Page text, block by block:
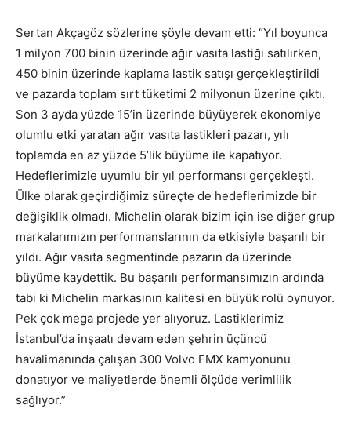
Sertan Akçagöz sözlerine şöyle devam etti: “Yıl boyunca
1 milyon 700 binin üzerinde ağır vasıta lastiği satılırken,
450 binin üzerinde kaplama lastik satışı gerçekleştirildi
ve pazarda toplam sırt tüketimi 2 milyonun üzerine çıktı.
Son 3 ayda yüzde 15’in üzerinde büyüyerek ekonomiye
olumlu etki yaratan ağır vasıta lastikleri pazarı, yılı
toplamda en az yüzde 5’lik büyüme ile kapatıyor.
Hedeflerimizle uyumlu bir yıl performansı gerçekleşti.
Ülke olarak geçirdiğimiz süreçte de hedeflerimizde bir
değişiklik olmadı. Michelin olarak bizim için ise diğer grup
markalarımızın performanslarının da etkisiyle başarılı bir
yıldı. Ağır vasıta segmentinde pazarın da üzerinde
büyüme kaydettik. Bu başarılı performansımızın ardında
tabi ki Michelin markasının kalitesi en büyük rolü oynuyor.
Pek çok mega projede yer alıyoruz. Lastiklerimiz
İstanbul’da inşaatı devam eden şehrin üçüncü
havalimanında çalışan 300 Volvo FMX kamyonunu
donatıyor ve maliyetlerde önemli ölçüde verimlilik
sağlıyor.”